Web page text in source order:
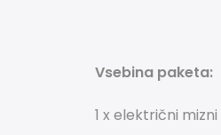
Vsebina paketa:
1 x električni